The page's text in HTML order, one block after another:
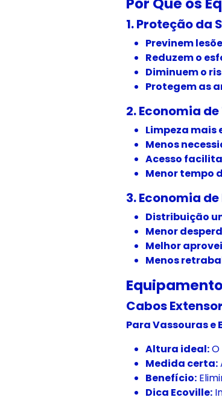
1. Proteção da
Previnem
Reduzem o
Diminuem o
Protegem as
2. Economia
Limpeza mais
Menos
Acesso
Menor tempo
3. Economia
Distribuição
Menor
Melhor
Menos
Cabos
Para Vassouras e
Altura ideal:
Medida certa:
Benefício:
Dica Ecoville: